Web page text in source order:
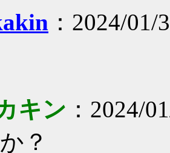
：2024/
キン ：2024/
？